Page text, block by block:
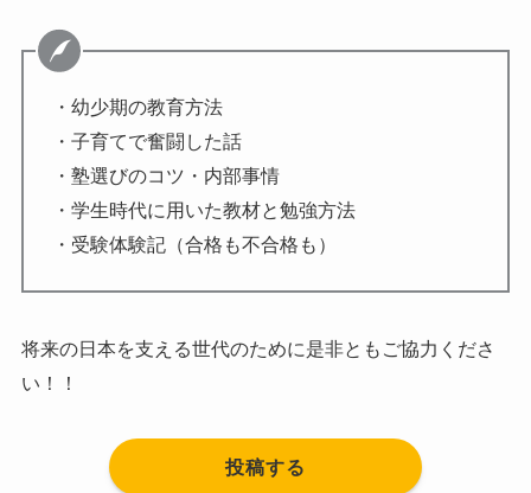
・幼少期の教育方法
・子育てで奮闘した話
・塾選びのコツ・内部事情
・学生時代に用いた教材と勉強方法
・受験体験記（合格も不合格も）
将来の日本を支える世代のために是非ともご協力くださ
い！！
投稿する